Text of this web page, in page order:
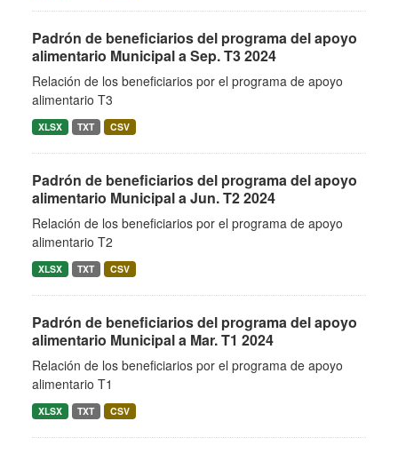
Padrón de beneficiarios del programa del apoyo
alimentario Municipal a Sep. T3 2024
Relación de los beneficiarios por el programa de apoyo
alimentario T3
XLSX TXT CSV
Padrón de beneficiarios del programa del apoyo
alimentario Municipal a Jun. T2 2024
Relación de los beneficiarios por el programa de apoyo
alimentario T2
XLSX TXT CSV
Padrón de beneficiarios del programa del apoyo
alimentario Municipal a Mar. T1 2024
Relación de los beneficiarios por el programa de apoyo
alimentario T1
XLSX TXT CSV